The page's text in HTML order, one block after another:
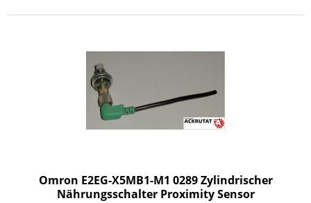
Omron E2EG-X5MB1-M1 0289 Zylindrischer
Nährungsschalter Proximity Sensor